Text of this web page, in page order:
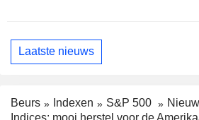
Laatste nieuws
Beurs Indexen S&P 500
Indices: mooi herstel voor de